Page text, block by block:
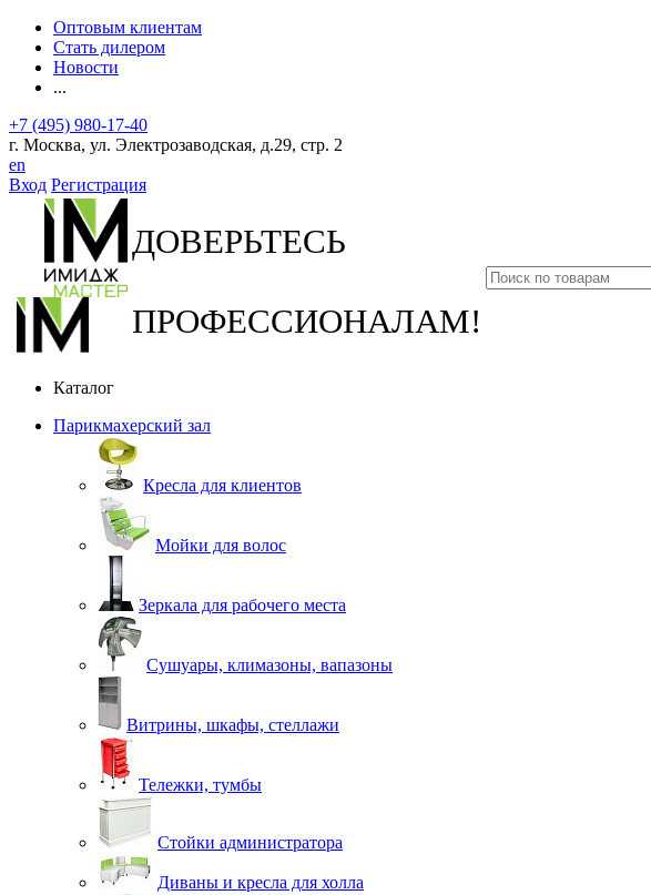
Оптовым клиентам
Стать дилером
Новости
...
+7 (495) 980-17-40
г. Москва, ул. Электрозаводская, д.29, стр. 2
en
Вход Регистрация
ДОВЕРЬТЕСЬ
ПРОФЕССИОНАЛАМ!
Каталог
Парикмахерский зал
Кресла для клиентов
Мойки для волос
Зеркала для рабочего места
Сушуары, климазоны, вапазоны
Витрины, шкафы, стеллажи
Тележки, тумбы
Стойки администратора
Диваны и кресла для холла